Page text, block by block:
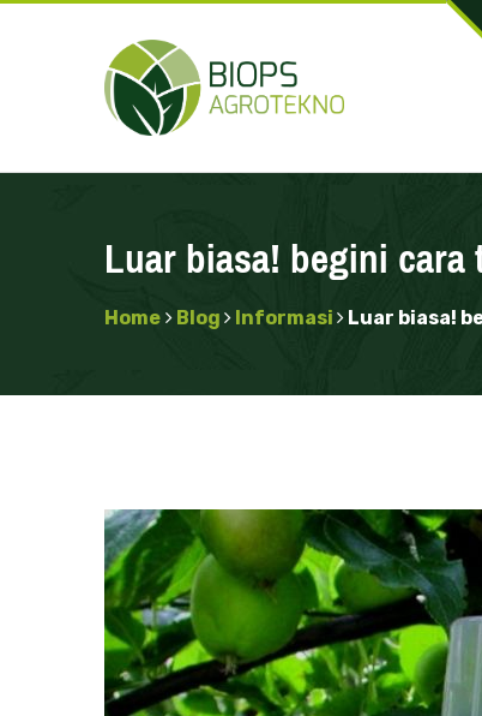
Luar biasa! begini
Home Blog Informasi Luar biasa!